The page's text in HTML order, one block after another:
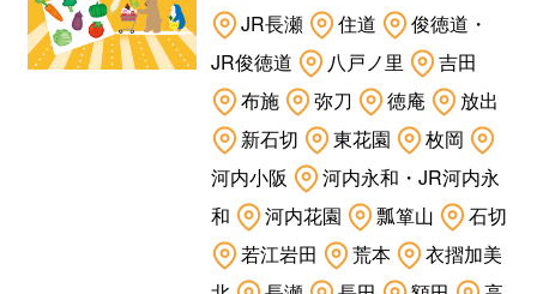
JR長瀬
住道
俊徳道・
JR俊徳道
八戸ノ里
吉田
布施
弥刀 徳庵
放出
新石切
東花園
枚岡
河内小阪
河内永和・JR河内永
和
河内花園 瓢箪山
石切
若江岩田
荒本
衣摺加美